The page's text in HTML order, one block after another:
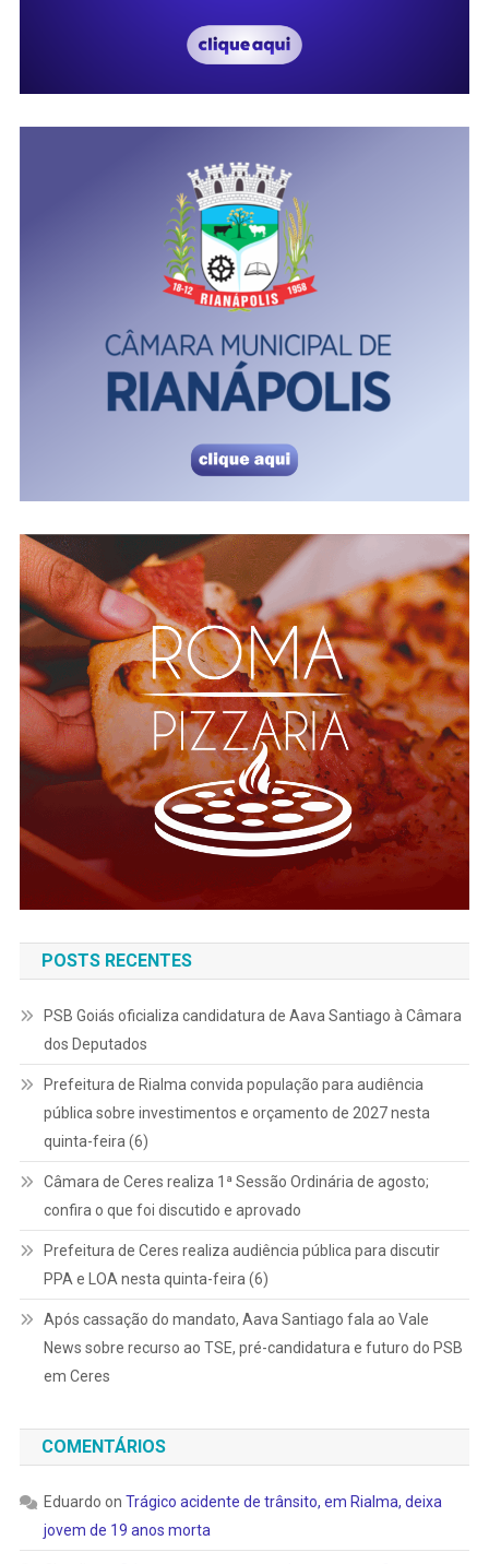
POSTS RECENTES
PSB Goiás oficializa candidatura de Aava Santiago à Câmara
dos Deputados
Prefeitura de Rialma convida população para audiência
pública sobre investimentos e orçamento de 2027 nesta
quinta-feira (6)
Câmara de Ceres realiza 1ª Sessão Ordinária de agosto;
confira o que foi discutido e aprovado
Prefeitura de Ceres realiza audiência pública para discutir
PPA e LOA nesta quinta-feira (6)
Após cassação do mandato, Aava Santiago fala ao Vale
News sobre recurso ao TSE, pré-candidatura e futuro do PSB
em Ceres
COMENTÁRIOS
Eduardo on Trágico acidente de trânsito, em Rialma, deixa
jovem de 19 anos morta